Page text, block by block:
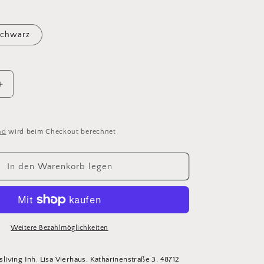
Erhöhe
für
Tablett
wird beim Checkout berechnet
In den Warenkorb legen
Weitere Bezahlmöglichkeiten
Inh. Lisa Vierhaus, Katharinenstraße 3, 48712